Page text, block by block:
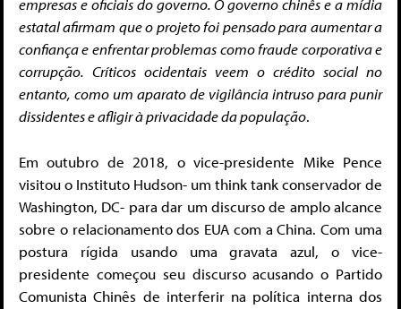
estatal afirmam que o projeto foi pensado para aumentar a
confiança e enfrentar problemas como fraude corporativa e
corrupção. Críticos ocidentais veem o crédito social no
entanto, como um aparato de vigilância intruso para punir
dissidentes e afligir à privacidade da população.
Em outubro de 2018, o vice-presidente Mike Pence
visitou o Instituto Hudson- um think tank conservador de
Washington, DC- para dar um discurso de amplo alcance
sobre o relacionamento dos EUA com a China. Com uma
postura rígida usando uma gravata azul, o vice-
presidente começou seu discurso acusando o Partido
Comunista Chinês de interferir na política interna dos